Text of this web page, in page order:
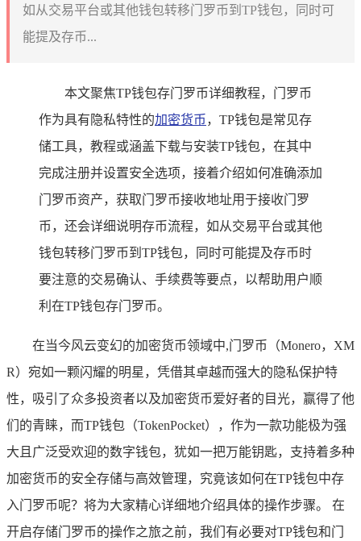
如从交易平台或其他钱包转移门罗币到TP钱包，同时可
能提及存币...
本文聚焦TP钱包存门罗币详细教程，门罗币
作为具有隐私特性的加密货币 ，TP钱包是常见存
储工具，教程或涵盖下载与安装TP钱包，在其中
完成注册并设置安全选项，接着介绍如何准确添加
门罗币资产，获取门罗币接收地址用于接收门罗
币，还会详细说明存币流程，如从交易平台或其他
钱包转移门罗币到TP钱包，同时可能提及存币时
要注意的交易确认、手续费等要点，以帮助用户顺
利在TP钱包存门罗币。
在当今风云变幻的加密货币领域中,门罗币（Monero，XM
R）宛如一颗闪耀的明星，凭借其卓越而强大的隐私保护特
性，吸引了众多投资者以及加密货币爱好者的目光，赢得了他
们的青睐，而TP钱包（TokenPocket），作为一款功能极为强
大且广泛受欢迎的数字钱包，犹如一把万能钥匙，支持着多种
加密货币的安全存储与高效管理，究竟该如何在TP钱包中存
入门罗币呢？将为大家精心详细地介绍具体的操作步骤。 在
开启存储门罗币的操作之旅之前，我们有必要对TP钱包和门